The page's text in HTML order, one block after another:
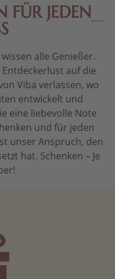
FÜR JEDEN
alle Genießer.
auf die
Viba verlassen, wo
entwickelt und
eine liebevolle Note
und für jeden
unser Anspruch, den
hat. Schenken – Je